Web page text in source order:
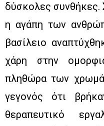
δύσκολες συνθήκες.
η αγάπη των
βασίλειο
χάρη στην
πληθώρα των
γεγονός ότι
θεραπευτικό